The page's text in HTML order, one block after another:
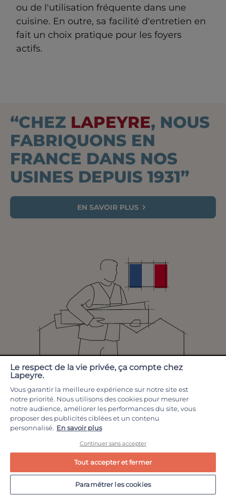
ou de l'utilisation fréquente dans une
cuisine. En outre, sa facilité d'entretien en
fait un choix pratique pour les foyers
actifs.
“CHEZ LAPEYRE, NOUS
FABRIQUONS EN
FRANCE DANS NOS
USINES DEPUIS 1931”
EN SAVOIR PLUS
RECOMMANDATIONS
porte interieur
meuble
Poignees pour
Le respect de la vie privée, ça compte chez
Lapeyre.
Vous garantir la meilleure expérience sur notre site est
notre priorité. Nous utilisons des cookies pour mesurer
notre audience, améliorer les performances du site, vous
proposer des publicités ciblées et un contenu
personnalisé. En savoir plus
Continuer sans accepter
Tout accepter et fermer
Paramétrer les cookies